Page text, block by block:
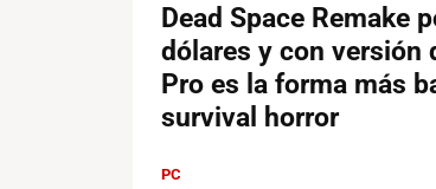
Dead Space Remake
dólares y con versión
Pro es la forma más
survival horror
PC